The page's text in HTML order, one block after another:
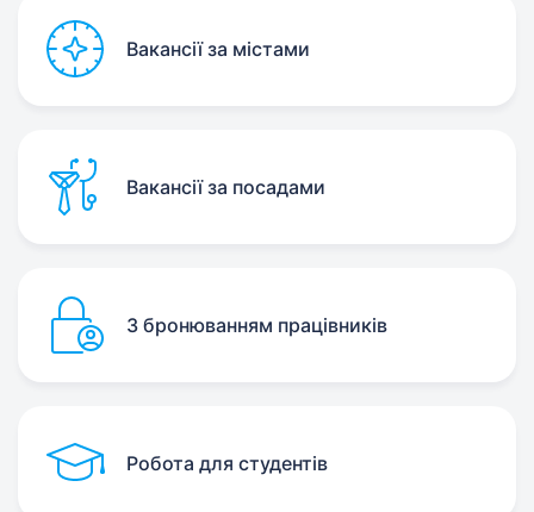
Вакансії за містами
Вакансії за посадами
З бронюванням працівників
Робота для студентів